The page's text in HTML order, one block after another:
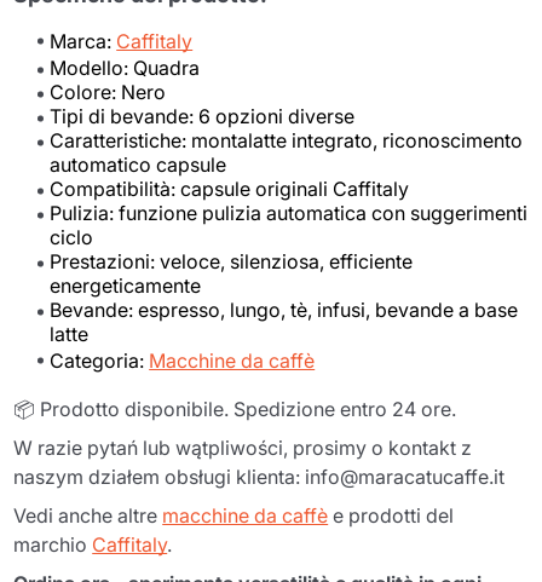
Marca: Caffitaly
Modello: Quadra
Colore: Nero
Tipi di bevande: 6 opzioni diverse
Caratteristiche: montalatte integrato, riconoscimento
automatico capsule
Compatibilità: capsule originali Caffitaly
Pulizia: funzione pulizia automatica con suggerimenti
ciclo
Prestazioni: veloce, silenziosa, efficiente
energeticamente
Bevande: espresso, lungo, tè, infusi, bevande a base
latte
Categoria: Macchine da caffè
📦 Prodotto disponibile. Spedizione entro 24 ore.
W razie pytań lub wątpliwości, prosimy o kontakt z
naszym działem obsługi klienta: info@maracatucaffe.it
Vedi anche altre macchine da caffè e prodotti del
marchio Caffitaly.